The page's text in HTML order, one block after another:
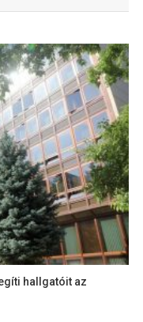
hallgatóit az